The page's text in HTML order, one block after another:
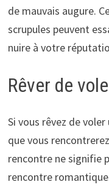
de mauvais augure.
scrupules peuvent
nuire à votre
Rêver de
Si vous rêvez de
que vous
rencontre ne signifie
rencontre